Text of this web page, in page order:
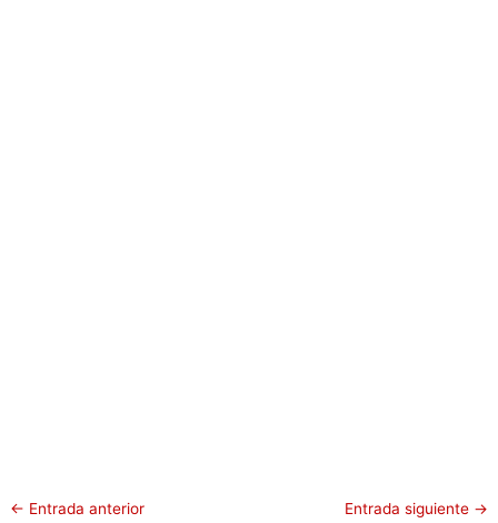
← Entrada anterior Entrada siguiente →